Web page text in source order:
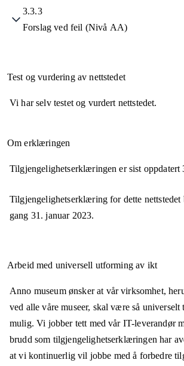
3.3.3
Forslag ved feil (Nivå AA)
Test og vurdering av nettstedet
Vi har selv testet og vurdert nettstedet.
Om erklæringen
Tilgjengelighetserklæringen er sist oppdatert
Tilgjengelighetserklæring for dette nettstedet
gang 31. januar 2023.
Arbeid med universell utforming av ikt
Anno museum ønsker at vår virksomhet,
ved alle våre museer, skal være så
mulig. Vi jobber tett med vår IT-leverandør
brudd som tilgjengelighetserklæringen har
at vi kontinuerlig vil jobbe med å forbedre